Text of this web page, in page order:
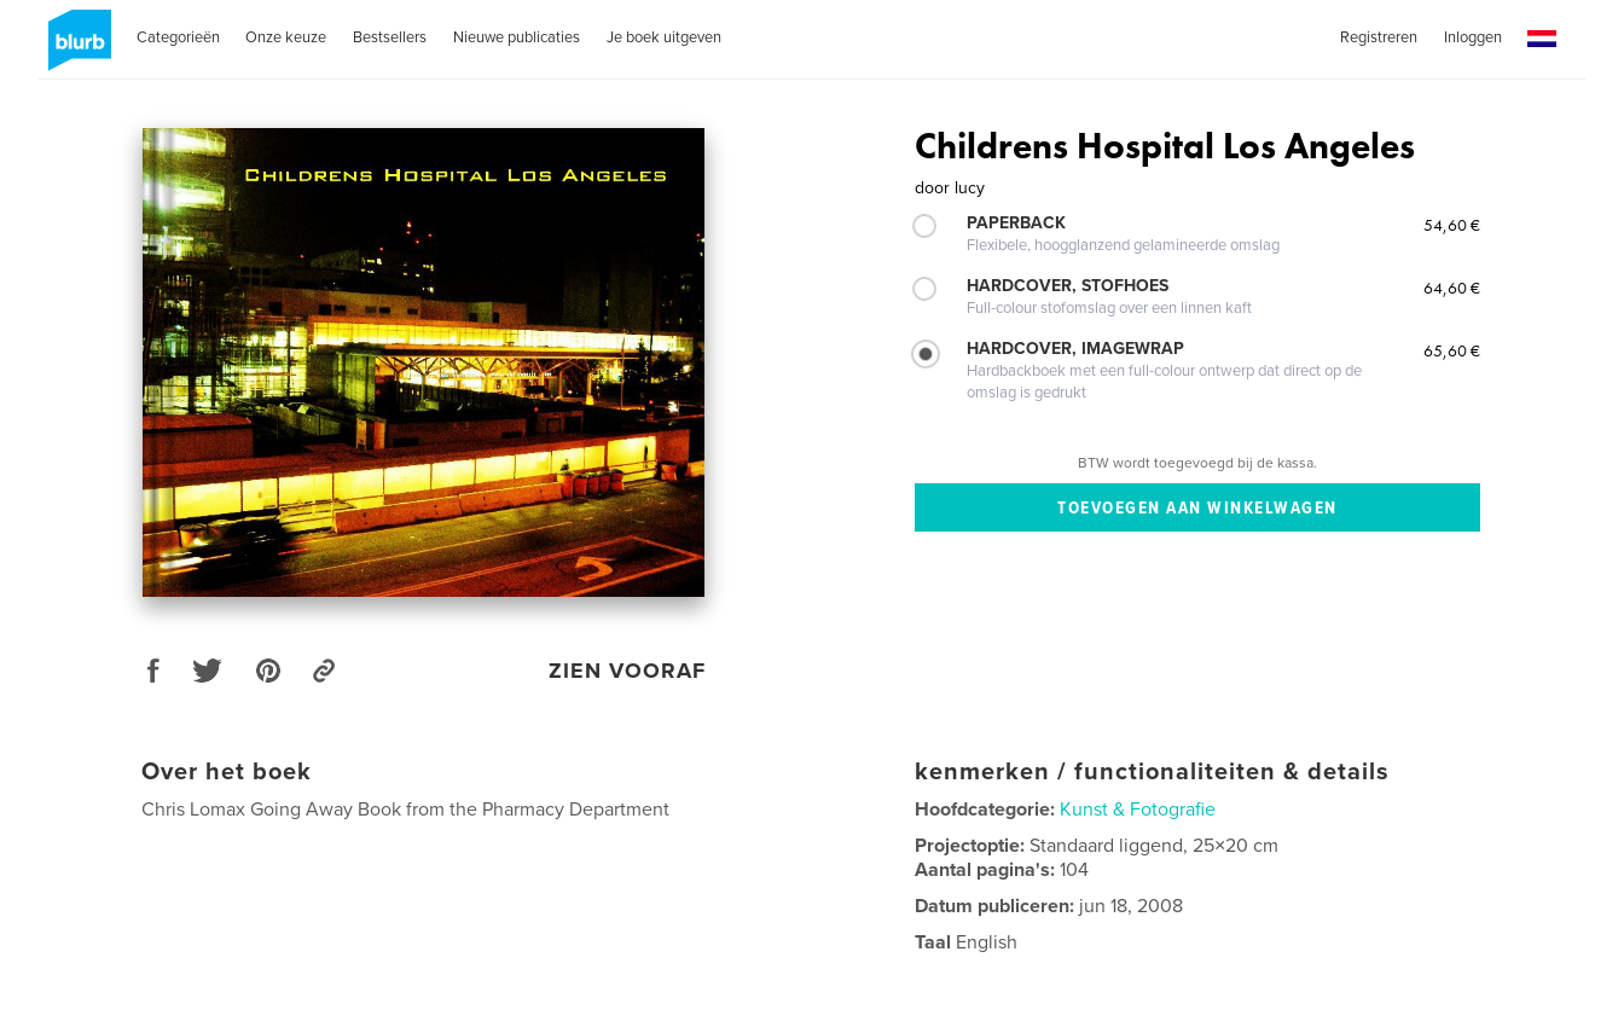
Categorieën Onze keuze Bestsellers Nieuwe publicaties Je boek uitgeven Registreren Inloggen
ZIEN VOORAF
Childrens Hospital Los Angeles
door lucy
PAPERBACK
Flexibele, hoogglanzend gelamineerde omslag
54,60 €
HARDCOVER, STOFHOES
Full-colour stofomslag over een linnen kaft
64,60 €
HARDCOVER, IMAGEWRAP
Hardbackboek met een full-colour ontwerp dat direct op de
omslag is gedrukt
65,60 €
BTW wordt toegevoegd bij de kassa.
Over het boek
Chris Lomax Going Away Book from the Pharmacy Department
kenmerken / functionaliteiten & details
Hoofdcategorie: Kunst & Fotografie
Projectoptie:Standaard liggend, 25×20 cm
Aantal pagina's:104
Datum publiceren: jun 18, 2008
Taal English